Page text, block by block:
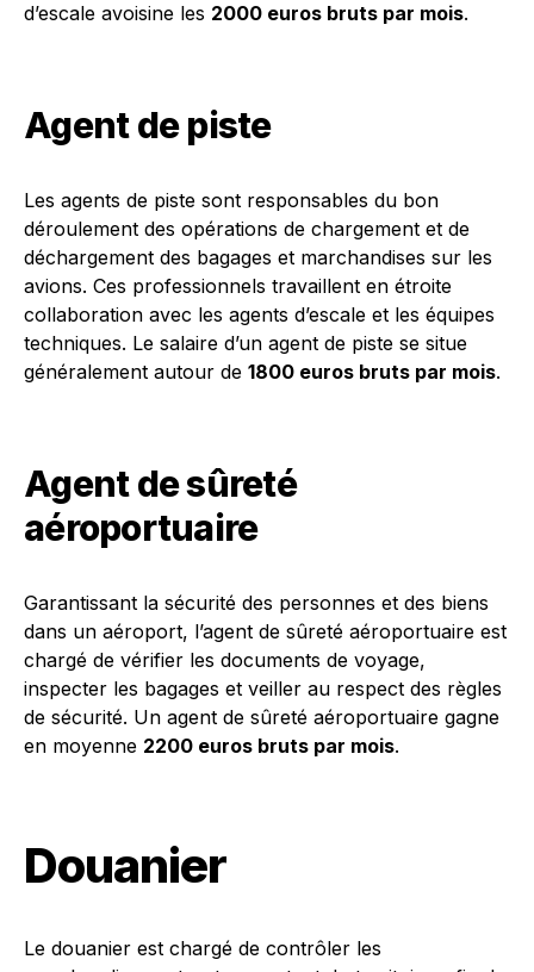
d’escale avoisine les 2000 euros bruts par mois.
Agent de piste
Les agents de piste sont responsables du bon
déroulement des opérations de chargement et de
déchargement des bagages et marchandises sur les
avions. Ces professionnels travaillent en étroite
collaboration avec les agents d’escale et les équipes
techniques. Le salaire d’un agent de piste se situe
généralement autour de 1800 euros bruts par mois.
Agent de sûreté
aéroportuaire
Garantissant la sécurité des personnes et des biens
dans un aéroport, l’agent de sûreté aéroportuaire est
chargé de vérifier les documents de voyage,
inspecter les bagages et veiller au respect des règles
de sécurité. Un agent de sûreté aéroportuaire gagne
en moyenne 2200 euros bruts par mois.
Douanier
Le douanier est chargé de contrôler les